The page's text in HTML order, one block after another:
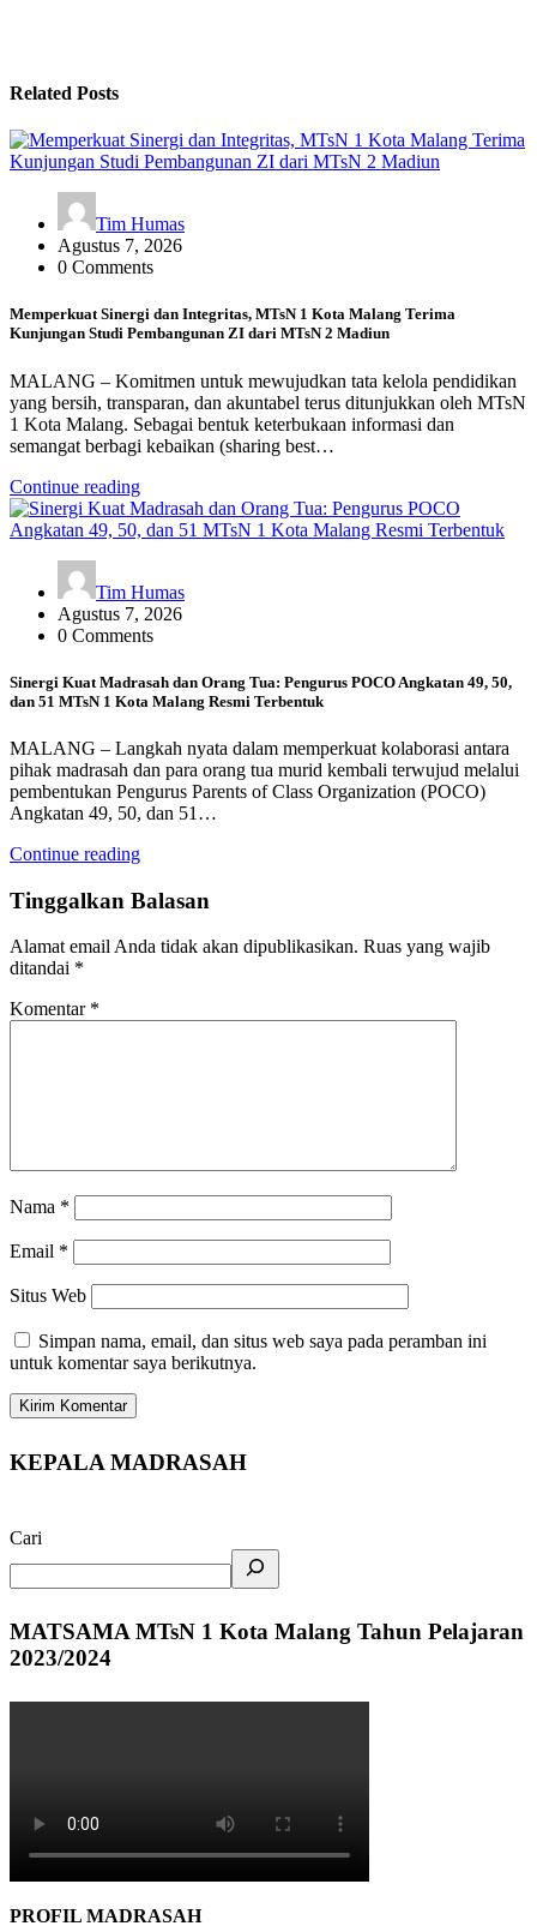
Related Posts
Tim Humas
Agustus 7, 2026
0 Comments
Memperkuat Sinergi dan Integritas, MTsN 1 Kota Malang Terima
Kunjungan Studi Pembangunan ZI dari MTsN 2 Madiun
MALANG – Komitmen untuk mewujudkan tata kelola pendidikan
yang bersih, transparan, dan akuntabel terus ditunjukkan oleh MTsN
1 Kota Malang. Sebagai bentuk keterbukaan informasi dan
semangat berbagi kebaikan (sharing best…
Continue reading
Tim Humas
Agustus 7, 2026
0 Comments
Sinergi Kuat Madrasah dan Orang Tua: Pengurus POCO Angkatan 49, 50,
dan 51 MTsN 1 Kota Malang Resmi Terbentuk
MALANG – Langkah nyata dalam memperkuat kolaborasi antara
pihak madrasah dan para orang tua murid kembali terwujud melalui
pembentukan Pengurus Parents of Class Organization (POCO)
Angkatan 49, 50, dan 51…
Continue reading
Tinggalkan Balasan
Alamat email Anda tidak akan dipublikasikan. Ruas yang wajib
ditandai *
Komentar *
Nama *
Email *
Situs Web
Simpan nama, email, dan situs web saya pada peramban ini
untuk komentar saya berikutnya.
KEPALA MADRASAH
Cari
MATSAMA MTsN 1 Kota Malang Tahun Pelajaran
2023/2024
PROFIL MADRASAH